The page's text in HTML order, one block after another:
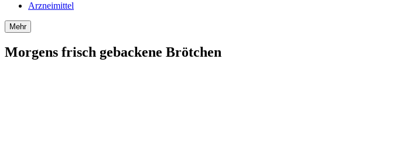
Arzneimittel
Mehr
Morgens frisch gebackene Brötchen